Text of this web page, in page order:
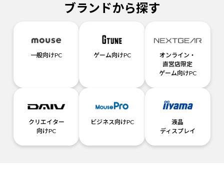
ブランドから探す
一般向けPC ゲーム向けPC
オンライン・
直営店限定
ゲーム向けPC
クリエイター
向けPC
ビジネス向けPC
液晶
ディスプレイ